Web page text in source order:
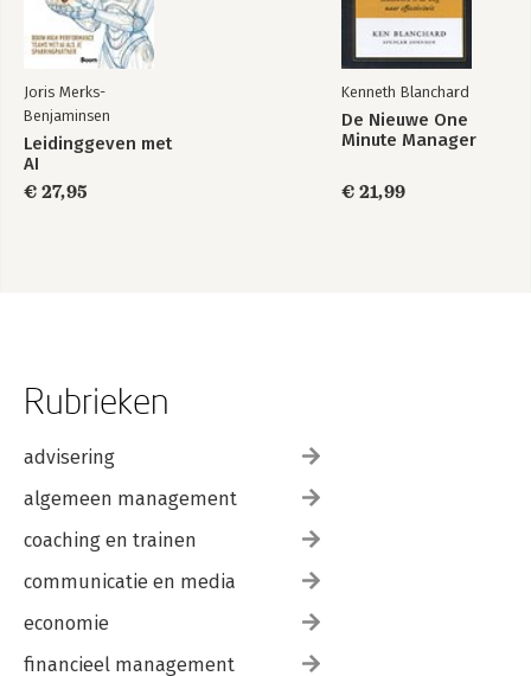
Nawoord
Gebruikte literatuur
Joris Merks-
Benjaminsen
Leidinggeven met
AI
€ 27,95
Kenneth Blanchard
De Nieuwe One
Minute Manager
€ 21,99
Rubrieken
advisering
algemeen management
coaching en trainen
communicatie en media
economie
financieel management